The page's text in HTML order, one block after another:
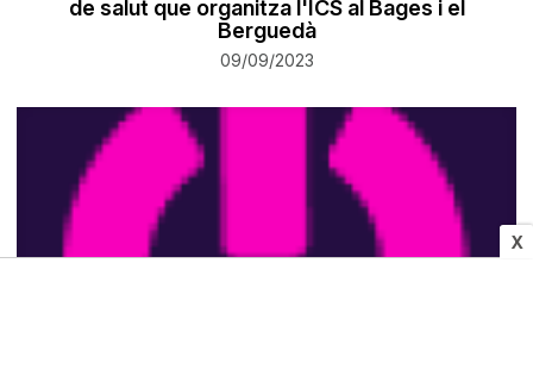
X
de salut que organitza l'ICS al Bages i el
Berguedà
09/09/2023